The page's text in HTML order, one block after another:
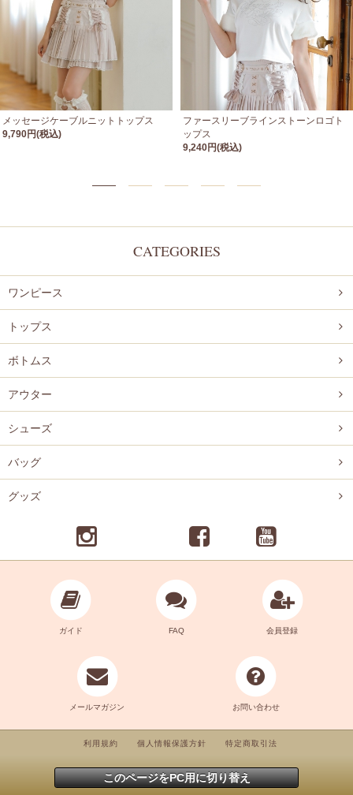
メッセージケーブルニットトップス
9,790円(税込)
ファースリーブラインストーンロゴト
ップス
9,240円(税込)
CATEGORIES
ワンピース
トップス
ボトムス
アウター
シューズ
バッグ
グッズ
ガイド FAQ 会員登録
メールマガジン お問い合わせ
利用規約 個人情報保護方針 特定商取引法
このページをPC用に切り替え